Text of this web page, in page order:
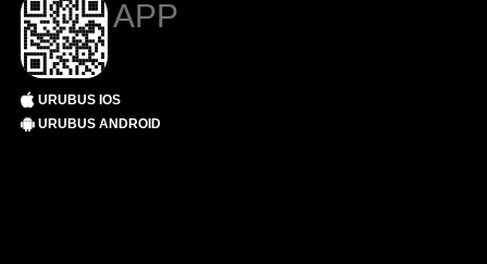
APP
URUBUS IOS
URUBUS ANDROID